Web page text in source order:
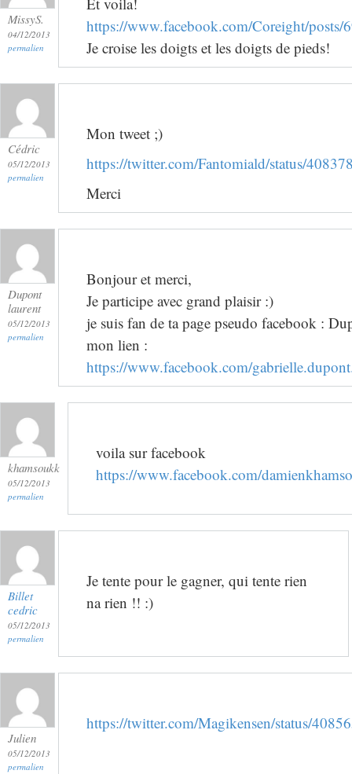
MissyS.
04/12/2013
permalien
https://www.facebook.com/Coreight/posts/
Je croise les doigts et les doigts de pieds!
Cédric
05/12/2013
permalien
Mon tweet ;)
https://twitter.com/Fantomiald/status/
Merci
Dupont
laurent
05/12/2013
permalien
Bonjour et merci,
Je participe avec grand plaisir :)
je suis fan de ta page pseudo facebook :
mon lien :
https://www.facebook.com/
khamsoukk
05/12/2013
permalien
voila sur facebook
https://www.facebook.com/
Billet
cedric
05/12/2013
permalien
Je tente pour le gagner, qui tente rien
na rien !! :)
Julien
05/12/2013
permalien
https://twitter.com/Magikensen/status/